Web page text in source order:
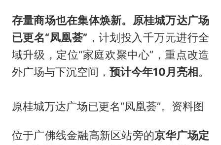
存量商场也在集体焕新。原桂城万达广场
已更名“凤凰荟” ，计划投入千万元进行全
域升级，定位“家庭欢聚中心”，重点改造
外广场与下沉空间， 预计今年10月亮相。
原桂城万达广场已更名“凤凰荟”。资料图
位于广佛线金融高新区站旁的京华广场定